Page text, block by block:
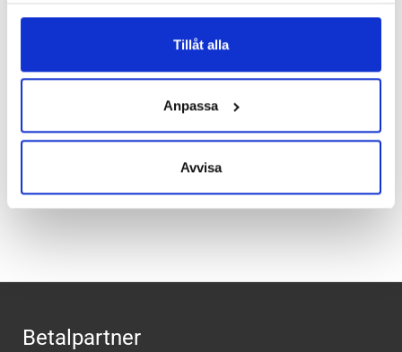
Tillåt alla
Anpassa
Avvisa
Elektroderna passar alla TENS-apparater med stiftanslutning.
Betalpartner